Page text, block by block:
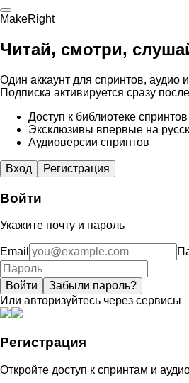
MakeRight
Читай, смотри,
Один аккаунт для спринтов, аудио
Подписка активируется сразу
Доступ к библиотеке спринтов
Эксклюзивы впервые на
Аудиоверсии спринтов
Вход Регистрация
Войти
Укажите почту и пароль
Email
Войти
Забыли пароль?
Или авторизуйтесь через сервисы
Регистрация
Откройте доступ к спринтам и